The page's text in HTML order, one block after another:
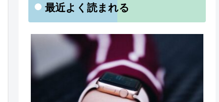
最近よく読まれる